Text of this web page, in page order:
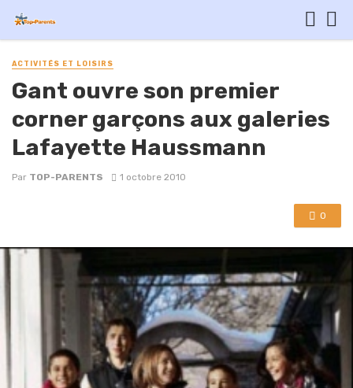
ACTIVITÉS ET LOISIRS
Gant ouvre son premier
corner garçons aux galeries
Lafayette Haussmann
Par TOP-PARENTS 1 octobre 2010
0